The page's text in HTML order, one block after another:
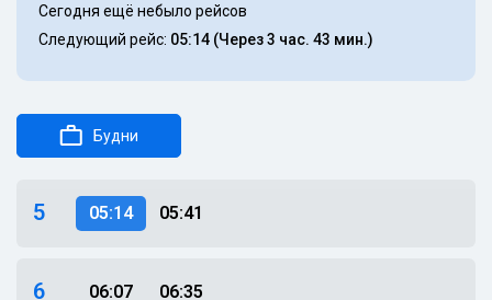
Сегодня ещё небыло рейсов
Следующий рейс: 05:14 (Через 3 час. 43 мин.)
Будни
5 05:14 05:41
6 06:07 06:35